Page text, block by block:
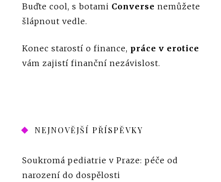
Buďte cool, s botami Converse nemůžete
šlápnout vedle.
Konec starostí o finance, práce v erotice
vám zajistí finanční nezávislost.
NEJNOVĚJŠÍ PŘÍSPĚVKY
Soukromá pediatrie v Praze: péče od
narození do dospělosti